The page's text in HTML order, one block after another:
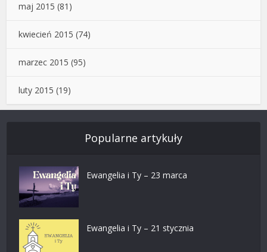
maj 2015 (81)
kwiecień 2015 (74)
marzec 2015 (95)
luty 2015 (19)
Popularne artykuły
Ewangelia i Ty – 23 marca
Ewangelia i Ty – 21 stycznia